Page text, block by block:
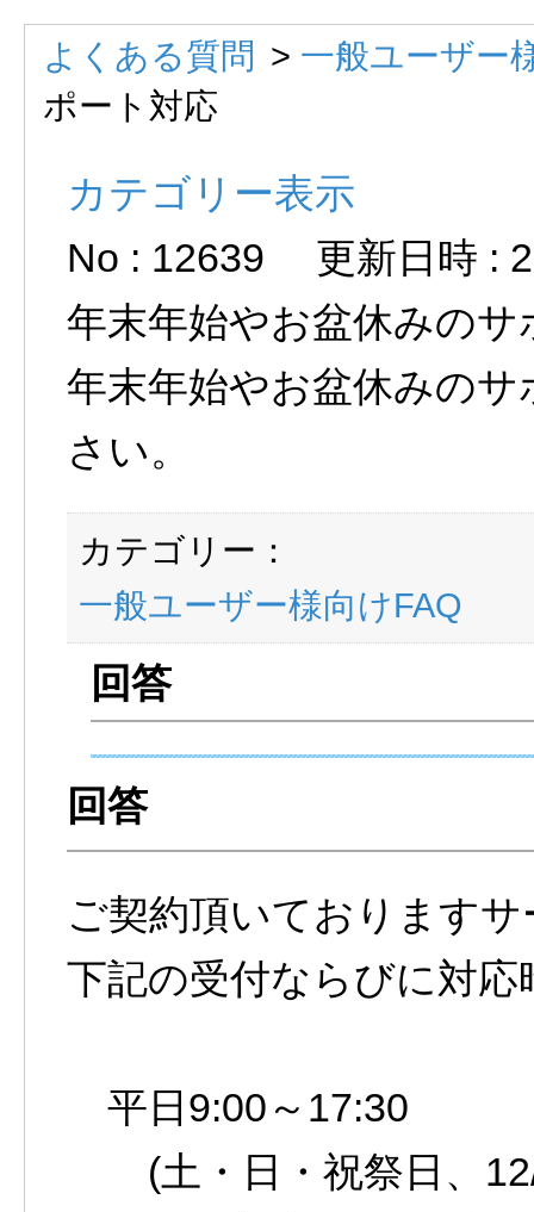
よくある質問 > 一般ユーザー
ポート対応
カテゴリー表示
No : 12639
更新日時 :
年末年始やお盆休みのサ
年末年始やお盆休みの
さい。
カテゴリー：
一般ユーザー様向けFAQ
ご契約頂いております
下記の受付ならびに対
平日9:00～17:30
(土・日・祝祭日、12/